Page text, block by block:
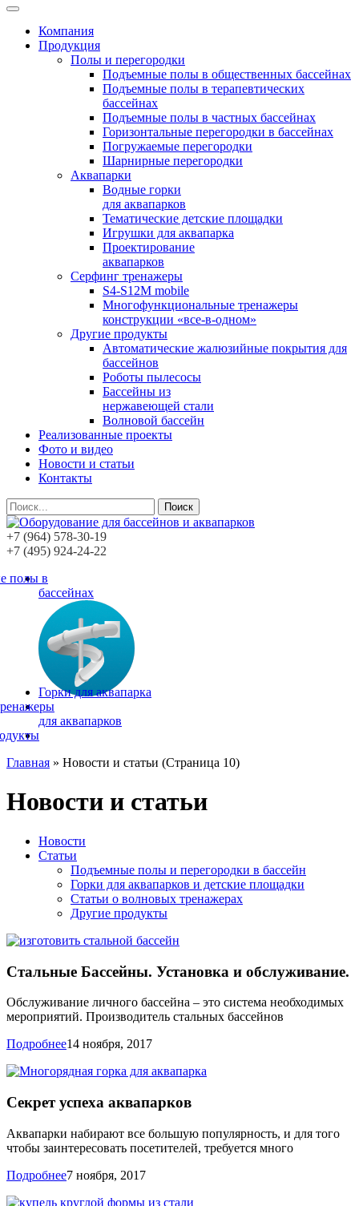
Компания
Продукция
Полы и перегородки
Подъемные полы в общественных бассейнах
Подъемные полы в терапевтических
бассейнах
Подъемные полы в частных бассейнах
Горизонтальные перегородки в бассейнах
Погружаемые перегородки
Шарнирные перегородки
Аквапарки
Водные горки
для аквапарков
Тематические детские площадки
Игрушки для аквапарка
Проектирование
аквапарков
Серфинг тренажеры
S4-S12M mobile
Многофункциональные тренажеры
конструкции «все-в-одном»
Другие продукты
Автоматические жалюзийные покрытия для
бассейнов
Роботы пылесосы
Бассейны из
нержавеющей стали
Волновой бассейн
Реализованные проекты
Фото и видео
Новости и статьи
Контакты
Поиск
+7 (964) 578-30-19
+7 (495) 924-24-22
полы в
бассейнах
Горки для аквапарка
для аквапарков
Главная » Новости и статьи (Страница 10)
Новости и статьи
Новости
Статьи
Подъемные полы и перегородки в бассейн
Горки для аквапарков и детские площадки
Статьи о волновых тренажерах
Другие продукты
Стальные Бассейны. Установка и обслуживание.
Обслуживание личного бассейна – это система необходимых
мероприятий. Производитель стальных бассейнов
Подробнее14 ноября, 2017
Секрет успеха аквапарков
Аквапарки набирают все большую популярность, и для того
чтобы заинтересовать посетителей, требуется много
Подробнее7 ноября, 2017